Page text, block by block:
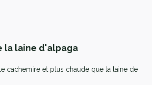
la laine d'alpaga
cachemire et plus chaude que la laine de